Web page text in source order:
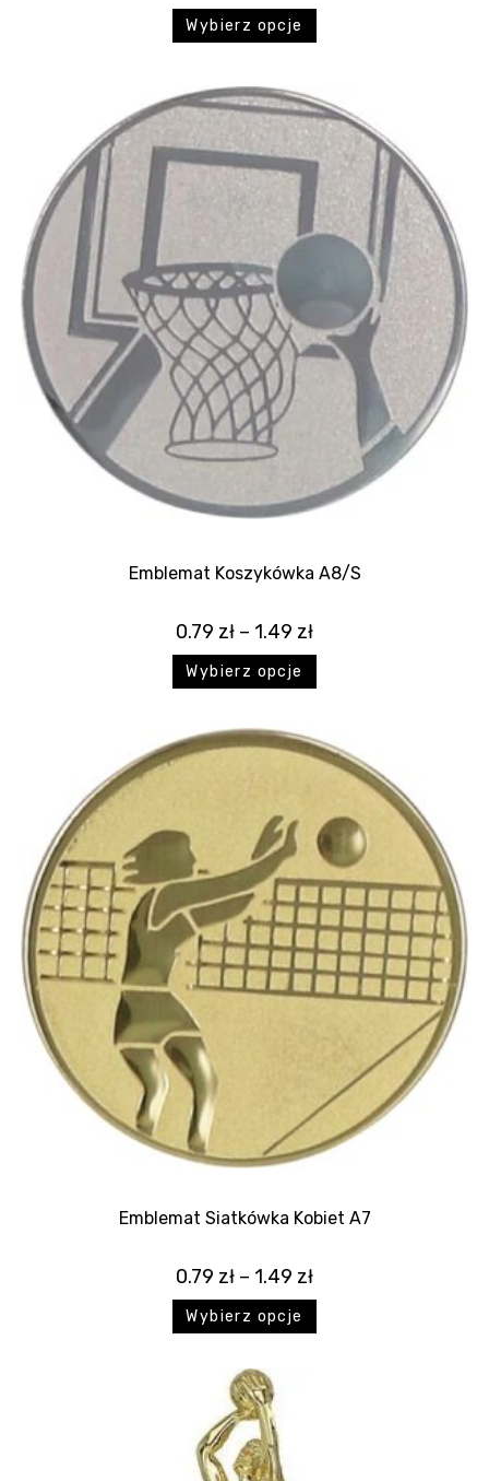
Wybierz opcje
Emblemat Koszykówka A8/S
0.79 zł – 1.49 zł
Wybierz opcje
Emblemat Siatkówka Kobiet A7
0.79 zł – 1.49 zł
Wybierz opcje